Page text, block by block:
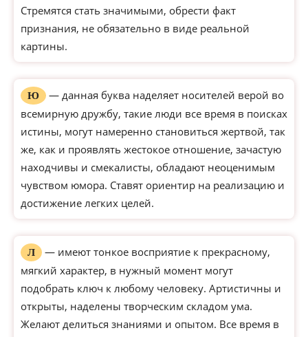
Стремятся стать значимыми, обрести факт
признания, не обязательно в виде реальной
картины.
Ю
— данная буква наделяет носителей верой во
всемирную дружбу, такие люди все время в поисках
истины, могут намеренно становиться жертвой, так
же, как и проявлять жестокое отношение, зачастую
находчивы и смекалисты, обладают неоценимым
чувством юмора. Ставят ориентир на реализацию и
достижение легких целей.
Л
— имеют тонкое восприятие к прекрасному,
мягкий характер, в нужный момент могут
подобрать ключ к любому человеку. Артистичны и
открыты, наделены творческим складом ума.
Желают делиться знаниями и опытом. Все время в